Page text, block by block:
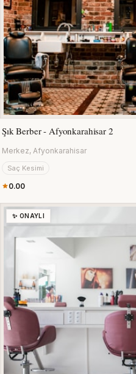
Şık Berber - Afyonkarahisar 2
Merkez, Afyonkarahisar
Saç Kesimi
0.00
✨ ONAYLI